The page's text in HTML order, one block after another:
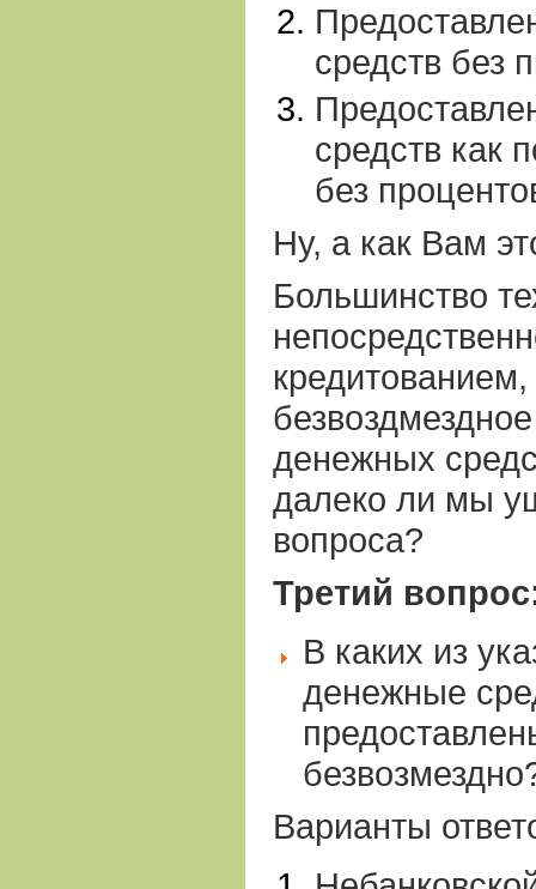
средств без
средств как
без
Ну, а как Вам
Большинство
денежных
далеко ли мы
вопроса?
Третий
В каких из
денежные
Варианты